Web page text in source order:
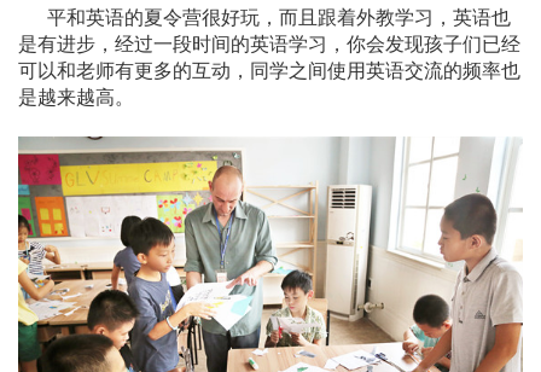
平和英语的夏令营很好玩，而且跟着外教学习，英语也
是有进步，经过一段时间的英语学习，你会发现孩子们已经
可以和老师有更多的互动，同学之间使用英语交流的频率也
是越来越高。